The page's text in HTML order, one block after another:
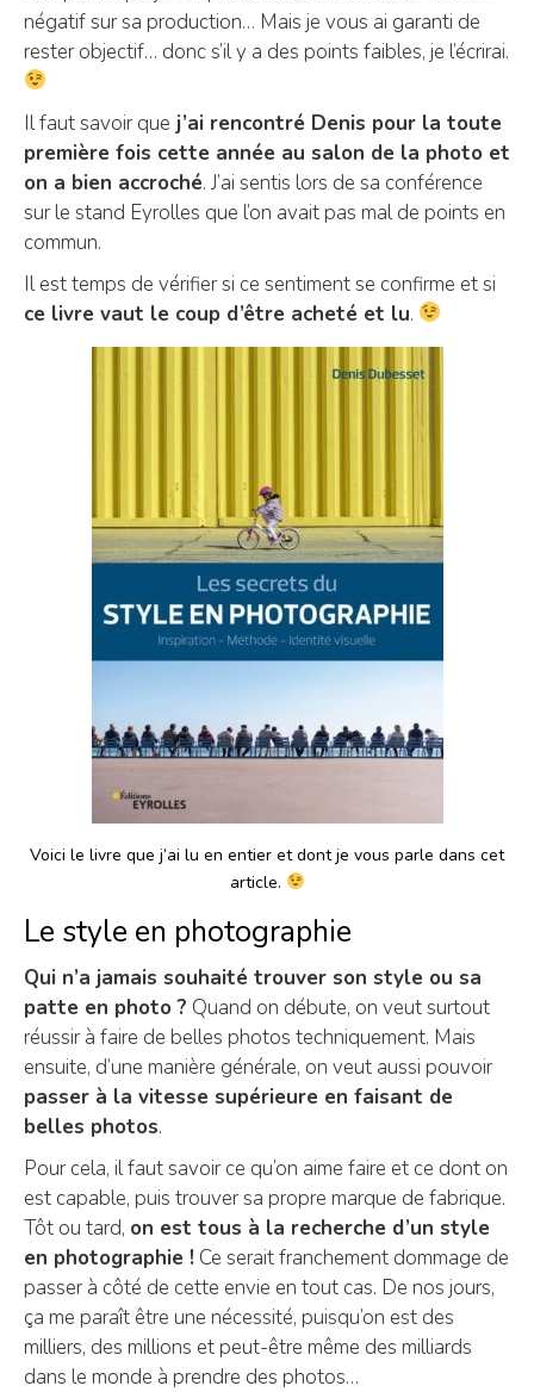
négatif sur sa production… Mais je vous ai garanti de
rester objectif… donc s’il y a des points faibles, je l’écrirai.
Il faut savoir que j’ai rencontré Denis pour la toute
première fois cette année au salon de la photo et
on a bien accroché. J’ai sentis lors de sa conférence
sur le stand Eyrolles que l’on avait pas mal de points en
commun.
Il est temps de vérifier si ce sentiment se confirme et si
ce livre vaut le coup d’être acheté et lu.
Voici le livre que j’ai lu en entier et dont je vous parle dans cet
article.
Le style en photographie
Qui n’a jamais souhaité trouver son style ou sa
patte en photo ? Quand on débute, on veut surtout
réussir à faire de belles photos techniquement. Mais
ensuite, d’une manière générale, on veut aussi pouvoir
passer à la vitesse supérieure en faisant de
belles photos.
Pour cela, il faut savoir ce qu’on aime faire et ce dont on
est capable, puis trouver sa propre marque de fabrique.
Tôt ou tard, on est tous à la recherche d’un style
en photographie ! Ce serait franchement dommage de
passer à côté de cette envie en tout cas. De nos jours,
ça me paraît être une nécessité, puisqu’on est des
milliers, des millions et peut-être même des milliards
dans le monde à prendre des photos…